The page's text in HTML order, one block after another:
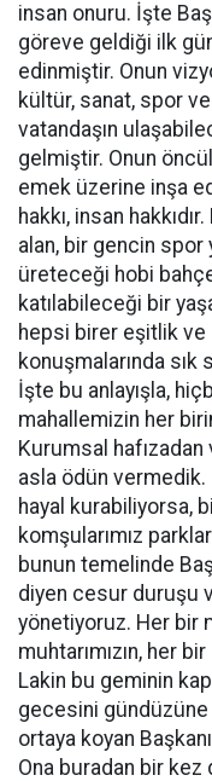
insan onuru. İşte
göreve geldiği ilk
edinmiştir. Onun
kültür, sanat, spor
vatandaşın
gelmiştir. Onun
emek üzerine inşa
hakkı, insan
alan, bir gencin spor
üreteceği hobi
katılabileceği bir
hepsi birer eşitlik ve
konuşmalarında sık
İşte bu anlayışla,
mahallemizin her
Kurumsal
asla ödün
hayal kurabiliyorsa,
komşularımız
bunun temelinde
diyen cesur duruşu
yönetiyoruz. Her bir
muhtarımızın, her
Lakin bu geminin
gecesini
ortaya koyan
Ona buradan bir kez